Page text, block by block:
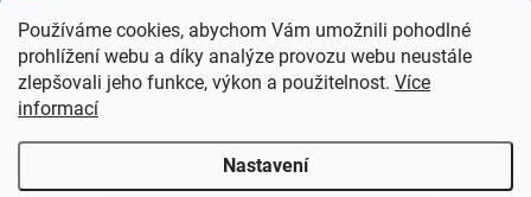
Používáme cookies, abychom Vám umožnili pohodlné
prohlížení webu a díky analýze provozu webu neustále
zlepšovali jeho funkce, výkon a použitelnost. Více
informací
Nastavení